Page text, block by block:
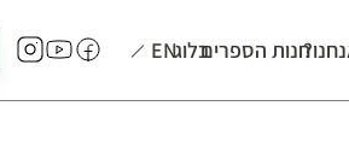
חנות הספריםבלוגEN